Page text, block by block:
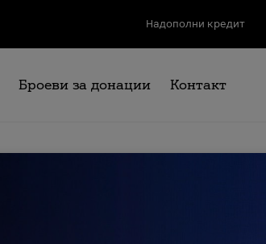
Надополни кредит
Броеви за донации Контакт